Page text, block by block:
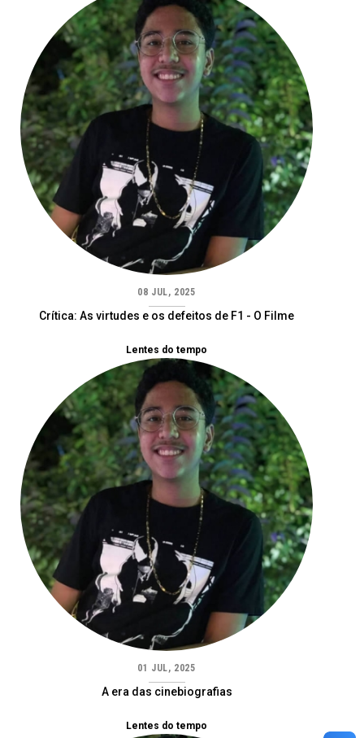
08 JUL, 2025
Crítica: As virtudes e os defeitos de F1 - O Filme
Lentes do tempo
01 JUL, 2025
A era das cinebiografias
Lentes do tempo